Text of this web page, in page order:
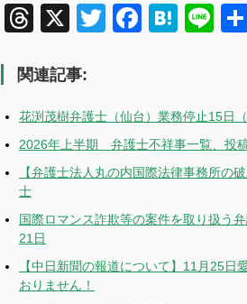
Threads
X Twitter
関連記事:
花渕茂樹弁護士（仙台）業務停止15日
2026年上半期 弁護士不祥事一覧、投
【弁護士法人丸の内国際法律事務所
士
国際ロマンス詐欺等の案件を取り扱う
21日
【中日新聞の報道について】11月25
おりません！